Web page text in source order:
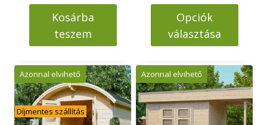
1290000 Ft.
Kosárba
teszem
-
1570000 Ft
Opciók
választása
a
terméknek
több
variációja
Azonnal elvihető
Díjmentes szállítás
Azonnal elvihető